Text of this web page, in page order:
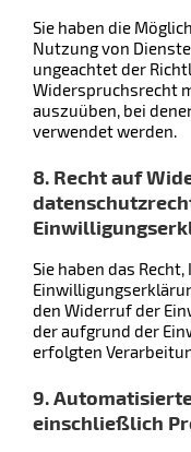
Sie haben die
Nutzung von
ungeachtet der
Widerspruchsrecht
auszuüben, bei
verwendet werden.
8. Recht auf
Sie haben das
den Widerruf der
der aufgrund der
erfolgten
9.
einschließlich